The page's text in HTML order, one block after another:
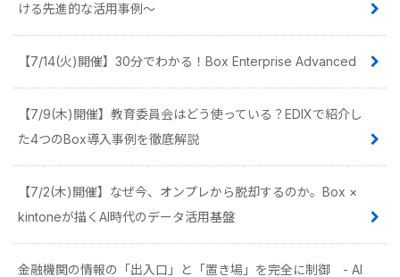
ける先進的な活用事例〜
【7/14(火)開催】30分でわかる！Box Enterprise Advanced
【7/9(木)開催】教育委員会はどう使っている？EDIXで紹介し
た4つのBox導入事例を徹底解説
【7/2(木)開催】なぜ今、オンプレから脱却するのか。Box ×
kintoneが描くAI時代のデータ活用基盤
金融機関の情報の「出入口」と「置き場」を完全に制御 - AI